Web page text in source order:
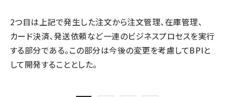
2つ目は上記で発生した注文から注文管理、在庫管理、
カード決済、発送依頼など一連のビジネスプロセスを実行
する部分である。この部分は今後の変更を考慮してBPIと
して開発することとした。